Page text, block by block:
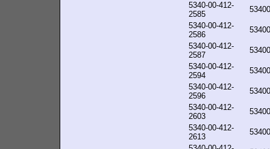
5340-00-412-
2585
5340-00-412-
2586
5340-00-412-
2587
5340-00-412-
2594
5340-00-412-
2596
5340-00-412-
2603
5340-00-412-
2613